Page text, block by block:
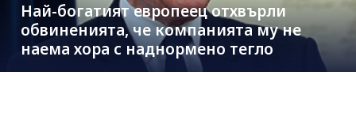
Най-богатият европеец отхвърли
обвиненията, че компанията му не
наема хора с наднормено тегло